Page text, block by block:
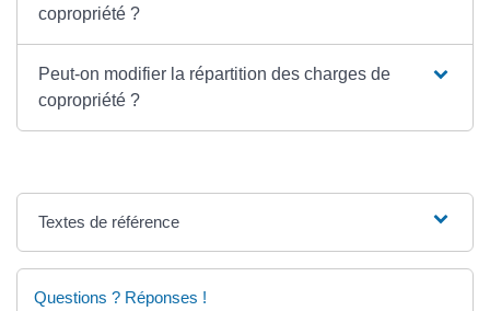
copropriété ?
Peut-on modifier la répartition des charges de
copropriété ?
Textes de référence
Questions ? Réponses !